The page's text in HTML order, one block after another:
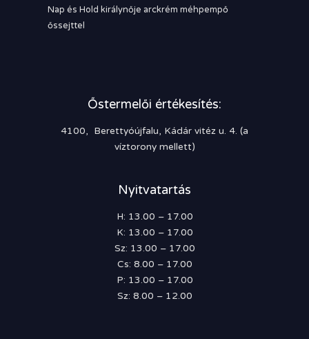
Nap és Hold királynője arckrém méhpempő
őssejttel
Őstermelői értékesítés:
4100, Berettyóújfalu, Kádár vitéz u. 4. (a
víztorony mellett)
Nyitvatartás
H: 13.00 – 17.00
K: 13.00 – 17.00
Sz: 13.00 – 17.00
Cs: 8.00 – 17.00
P: 13.00 – 17.00
Sz: 8.00 – 12.00